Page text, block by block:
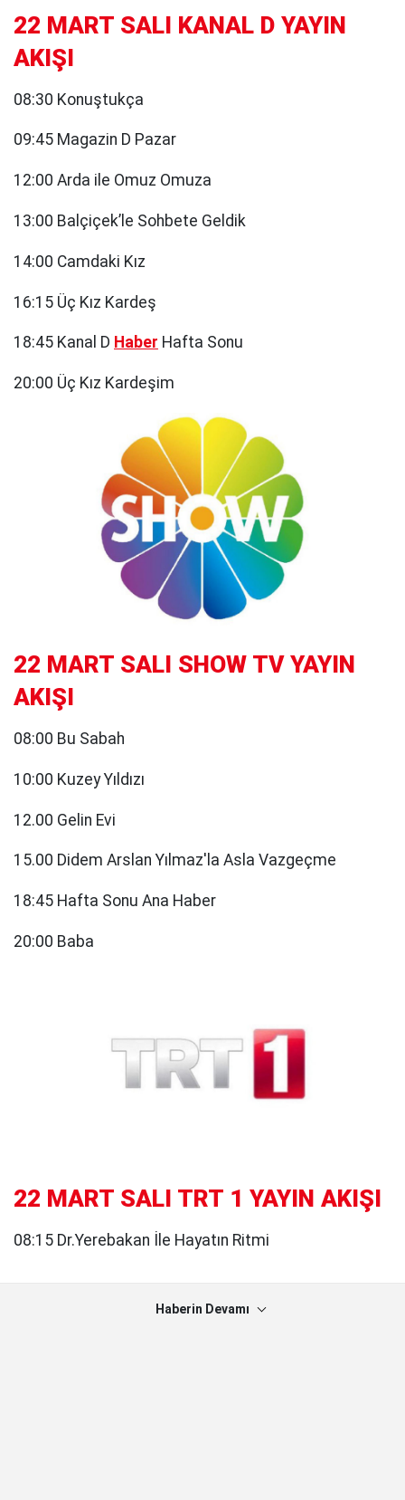
22 MART SALI KANAL D YAYIN
AKIŞI
08:30 Konuştukça
09:45 Magazin D Pazar
12:00 Arda ile Omuz Omuza
13:00 Balçiçek’le Sohbete Geldik
14:00 Camdaki Kız
16:15 Üç Kız Kardeş
18:45 Kanal D Haber Hafta Sonu
20:00 Üç Kız Kardeşim
22 MART SALI SHOW TV YAYIN
AKIŞI
08:00 Bu Sabah
10:00 Kuzey Yıldızı
12.00 Gelin Evi
15.00 Didem Arslan Yılmaz'la Asla Vazgeçme
18:45 Hafta Sonu Ana Haber
20:00 Baba
22 MART SALI TRT 1 YAYIN AKIŞI
08:15 Dr.Yerebakan İle Hayatın Ritmi
Haberin Devamı